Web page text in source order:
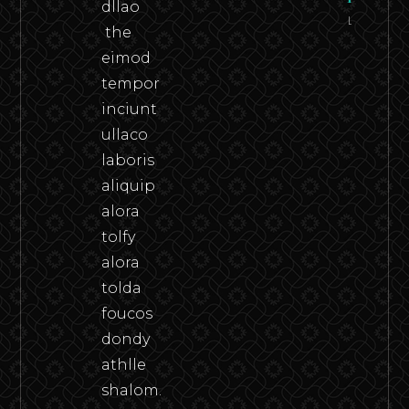
dllao
the
eimod
tempor
inciunt
ullaco
laboris
aliquip
alora
tolfy
alora
tolda
foucos
dondy
athlle
shalom.
Leer